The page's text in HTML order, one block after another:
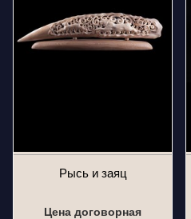
Рысь и заяц
Цена договорная